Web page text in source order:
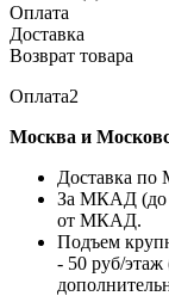
Оплата
Доставка
Возврат товара
Оплата2
Москва и
Доставка по
За МКАД (до
от МКАД.
Подъем
- 50 руб/этаж